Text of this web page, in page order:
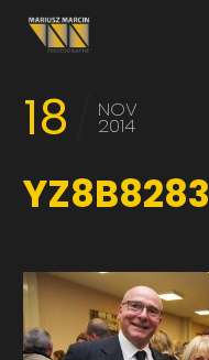
18 NOV
2014
YZ8B8283